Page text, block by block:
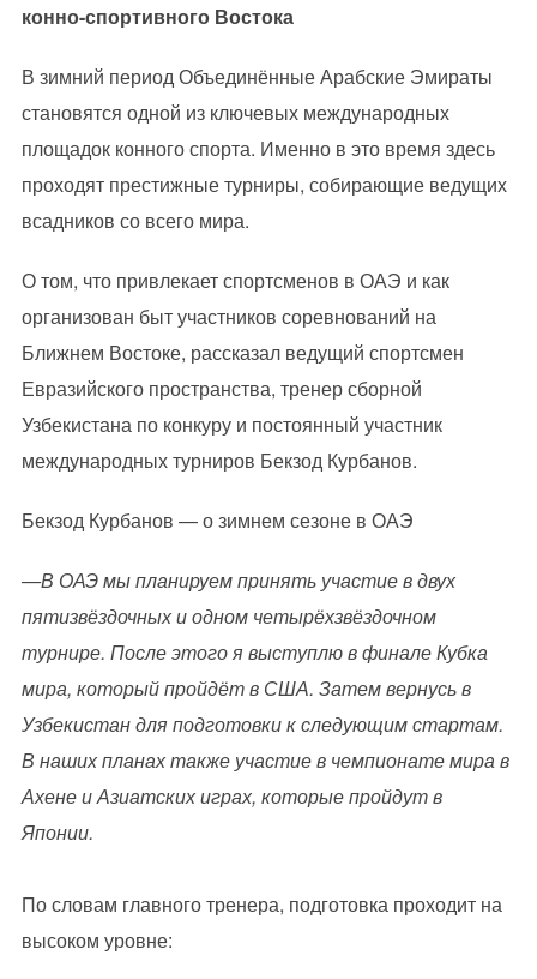
конно-спортивного Востока
В зимний период Объединённые Арабские Эмираты
становятся одной из ключевых международных
площадок конного спорта. Именно в это время здесь
проходят престижные турниры, собирающие ведущих
всадников со всего мира.
О том, что привлекает спортсменов в ОАЭ и как
организован быт участников соревнований на
Ближнем Востоке, рассказал ведущий спортсмен
Евразийского пространства, тренер сборной
Узбекистана по конкуру и постоянный участник
международных турниров Бекзод Курбанов.
Бекзод Курбанов — о зимнем сезоне в ОАЭ
—В ОАЭ мы планируем принять участие в двух
пятизвёздочных и одном четырёхзвёздочном
турнире. После этого я выступлю в финале Кубка
мира, который пройдёт в США. Затем вернусь в
Узбекистан для подготовки к следующим стартам.
В наших планах также участие в чемпионате мира в
Ахене и Азиатских играх, которые пройдут в
Японии.
По словам главного тренера, подготовка проходит на
высоком уровне: